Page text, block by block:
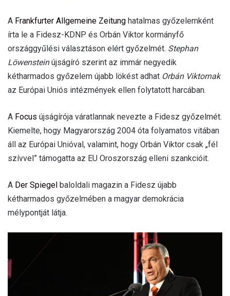
A Frankfurter Allgemeine Zeitung hatalmas győzelemként
írta le a Fidesz-KDNP és Orbán Viktor kormányfő
országgyűlési választáson elért győzelmét. Stephan
Löwensteinújságíró szerint az immár negyedik
kétharmados győzelem újabb lökést adhat Orbán Viktornak
az Európai Uniós intézmények ellen folytatott harcában.
A Focus újságírója váratlannak nevezte a Fidesz győzelmét.
Kiemelte, hogy Magyarország 2004 óta folyamatos vitában
áll az Európai Unióval, valamint, hogy Orbán Viktor csak „fél
szívvel” támogatta az EU Oroszország elleni szankcióit.
A Der Spiegel baloldali magazin a Fidesz újabb
kétharmados győzelmében a magyar demokrácia
mélypontját látja.